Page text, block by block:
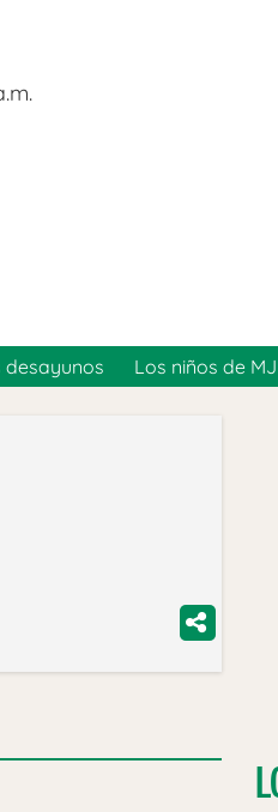
desayunos Los niños de MJ